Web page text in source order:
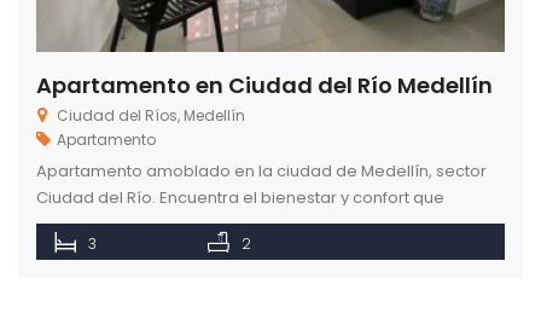
Apartamento en Ciudad del Río Medellín
Ciudad del Ríos, Medellín
Apartamento
Apartamento amoblado en la ciudad de Medellín, sector
Ciudad del Río. Encuentra el bienestar y confort que
necesitas para sentirte como en casa.
3 2